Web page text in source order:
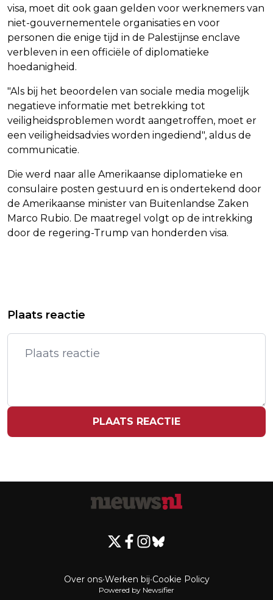
visa, moet dit ook gaan gelden voor werknemers van
niet-gouvernementele organisaties en voor
personen die enige tijd in de Palestijnse enclave
verbleven in een officiële of diplomatieke
hoedanigheid.
"Als bij het beoordelen van sociale media mogelijk
negatieve informatie met betrekking tot
veiligheidsproblemen wordt aangetroffen, moet er
een veiligheidsadvies worden ingediend", aldus de
communicatie.
Die werd naar alle Amerikaanse diplomatieke en
consulaire posten gestuurd en is ondertekend door
de Amerikaanse minister van Buitenlandse Zaken
Marco Rubio. De maatregel volgt op de intrekking
door de regering-Trump van honderden visa.
ROB DE TOVENAAR VAN OZ
JENNIFER LOPEZ PAKT HOOFDROL IN
THE LAST MRS. PARRISH VAN
NETFLIX
Plaats reactie
PLAATS REACTIE
Over ons•Werken bij•Cookie Policy
Powered by Newsifier